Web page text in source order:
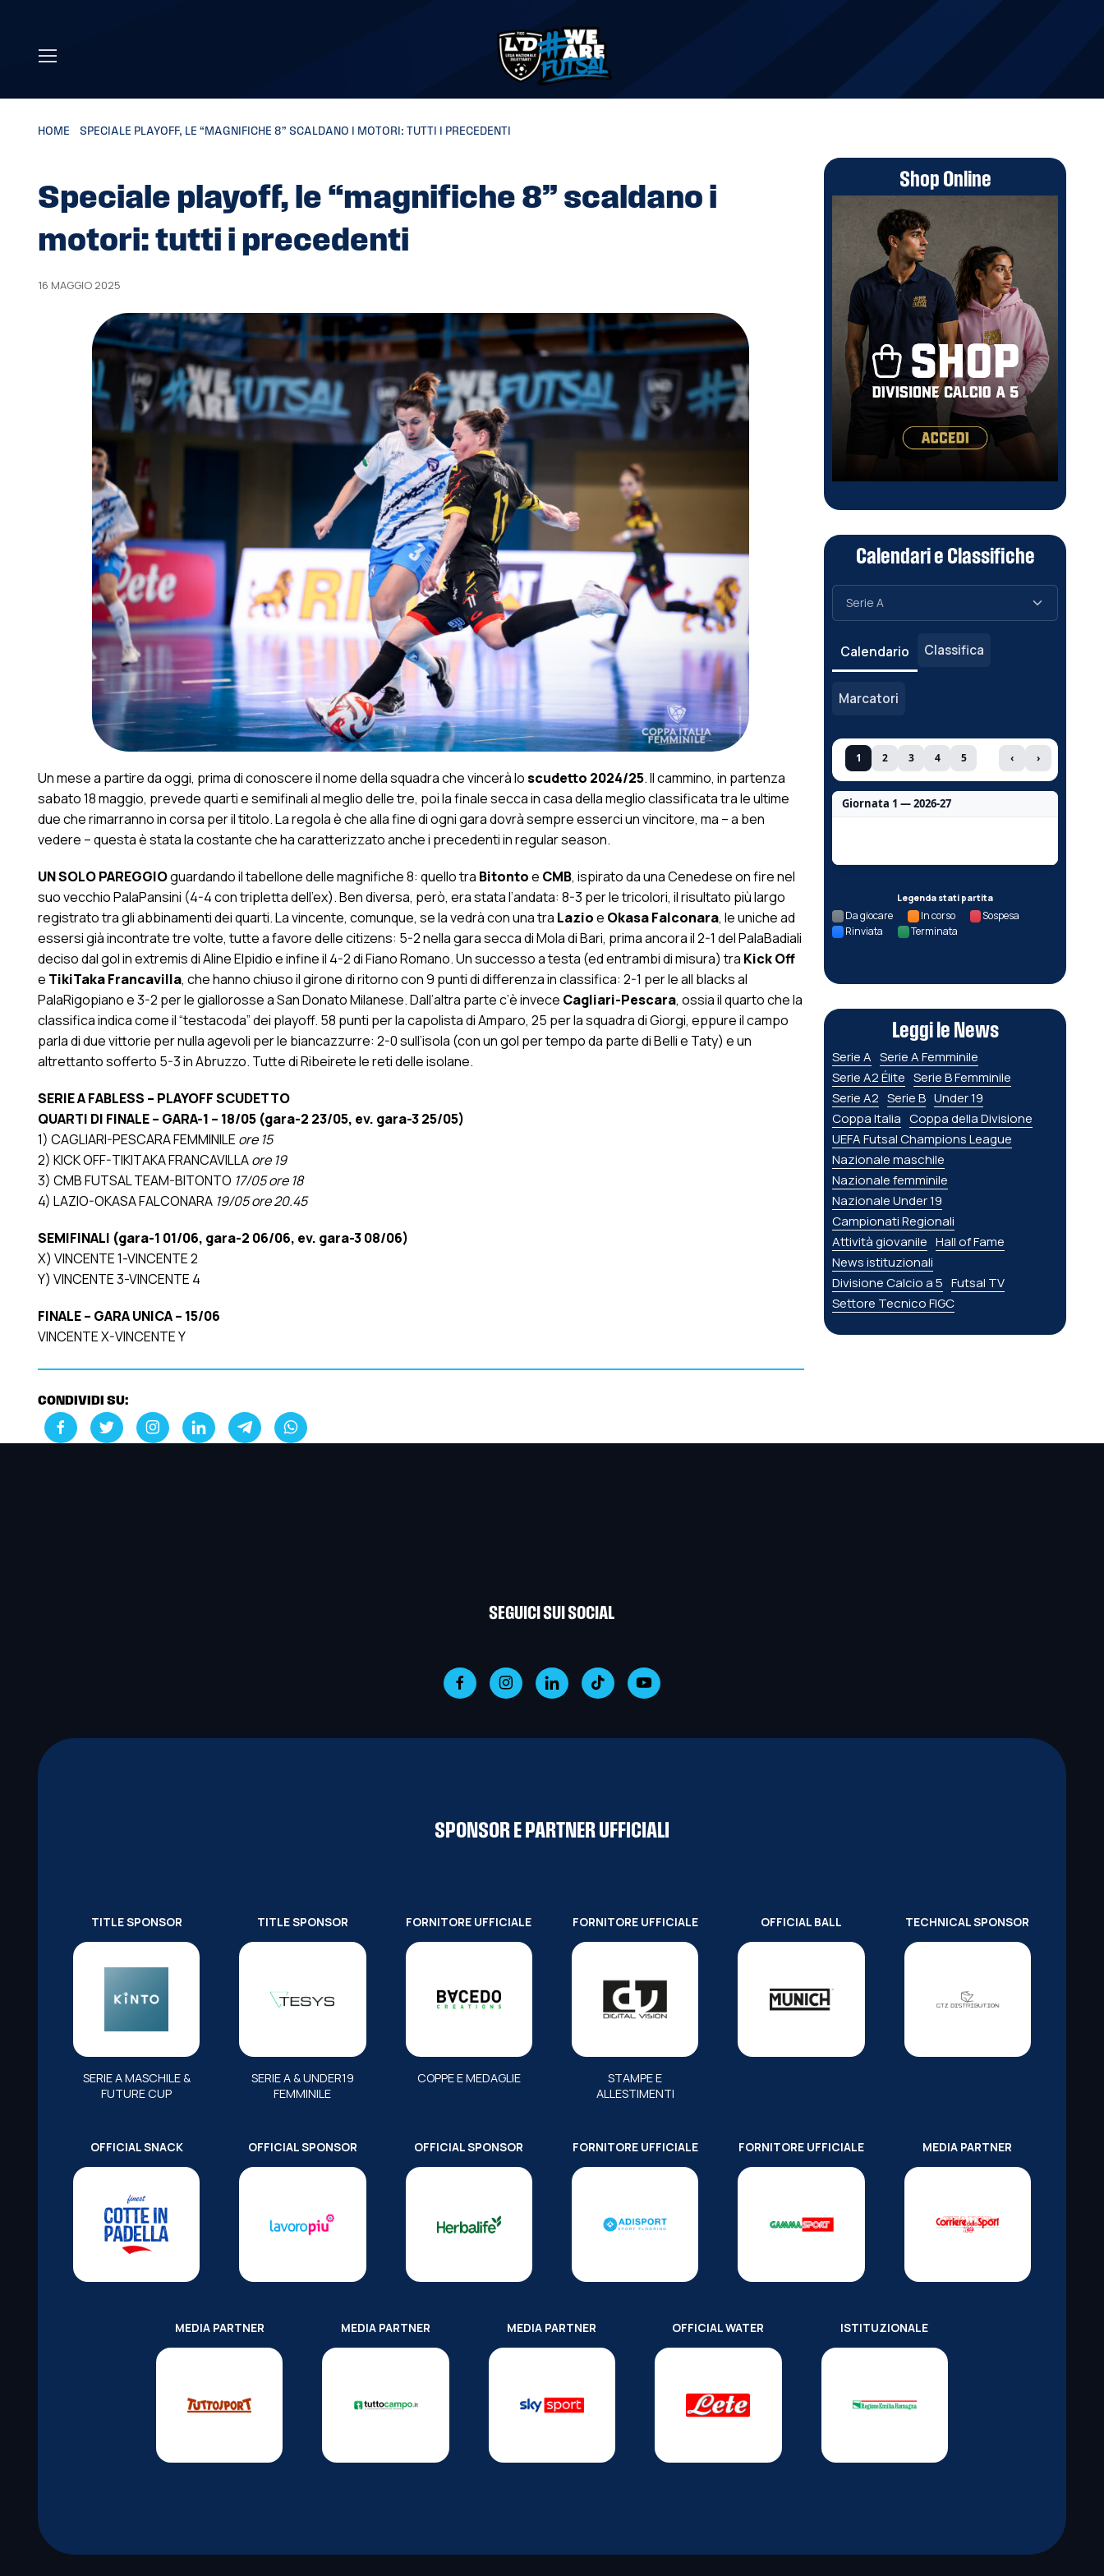
HOME SPECIALE PLAYOFF, LE “MAGNIFICHE 8” SCALDANO I MOTORI: TUTTI I PRECEDENTI
Speciale playoff, le “magnifiche 8” scaldano i
motori: tutti i precedenti
16 MAGGIO 2025
Un mese a partire da oggi, prima di conoscere il nome della squadra che vincerà loscudetto 2024/25. Il cammino, in partenza
sabato 18 maggio, prevede quarti e semifinali al meglio delle tre, poi la finale secca in casa della meglio classificata tra le ultime
due che rimarranno in corsa per il titolo. La regola è che alla fine di ogni gara dovrà sempre esserci un vincitore, ma – a ben
vedere – questa è stata la costante che ha caratterizzato anche i precedenti in regular season.
UN SOLO PAREGGIOguardando il tabellone delle magnifiche 8: quello tra Bitontoe CMB, ispirato da una Cenedese on fire nel
suo vecchio PalaPansini (4-4 con tripletta dell’ex). Ben diversa, però, era stata l’andata: 8-3 per le tricolori, il risultato più largo
registrato tra gli abbinamenti dei quarti. La vincente, comunque, se la vedrà con una tra Lazioe Okasa Falconara, le uniche ad
essersi già incontrate tre volte, tutte a favore delle citizens: 5-2 nella gara secca di Mola di Bari, prima ancora il 2-1 del PalaBadiali
deciso dal gol in extremis di Aline Elpidio e infine il 4-2 di Fiano Romano. Un successo a testa (ed entrambi di misura) tra Kick Off
e TikiTaka Francavilla, che hanno chiuso il girone di ritorno con 9 punti di differenza in classifica: 2-1 per le all blacks al
PalaRigopiano e 3-2 per le giallorosse a San Donato Milanese. Dall’altra parte c’è invece Cagliari-Pescara, ossia il quarto che la
classifica indica come il “testacoda” dei playoff. 58 punti per la capolista di Amparo, 25 per la squadra di Giorgi, eppure il campo
parla di due vittorie per nulla agevoli per le biancazzurre: 2-0 sull’isola (con un gol per tempo da parte di Belli e Taty) e un
altrettanto sofferto 5-3 in Abruzzo. Tutte di Ribeirete le reti delle isolane.
SERIE A FABLESS – PLAYOFF SCUDETTO
QUARTI DI FINALE – GARA-1 – 18/05 (gara-2 23/05, ev. gara-3 25/05)
1) CAGLIARI-PESCARA FEMMINILE ore 15
2) KICK OFF-TIKITAKA FRANCAVILLAore 19
3) CMB FUTSAL TEAM-BITONTO 17/05 ore 18
4) LAZIO-OKASA FALCONARA 19/05 ore 20.45
SEMIFINALI (gara-1 01/06, gara-2 06/06, ev. gara-3 08/06)
X) VINCENTE 1-VINCENTE 2
Y) VINCENTE 3-VINCENTE 4
FINALE – GARA UNICA – 15/06
VINCENTE X-VINCENTE Y
CONDIVIDI SU:
Shop Online
Calendari e Classifiche
Calendario Classifica
Marcatori
1 2 3 4 5 ‹ ›
Giornata 1 — 2026-27
Legenda stati partita
Da giocare In corso
Sospesa
Rinviata
Terminata
Leggi le News
Serie A Serie A Femminile
Serie A2 Élite Serie B Femminile
Serie A2 Serie B Under 19
Coppa Italia Coppa della Divisione
UEFA Futsal Champions League
Nazionale maschile
Nazionale femminile
Nazionale Under 19
Campionati Regionali
Attività giovanile Hall of Fame
News istituzionali
Divisione Calcio a 5 Futsal TV
Settore Tecnico FIGC
SEGUICI SUI SOCIAL
SPONSOR E PARTNER UFFICIALI
TITLE SPONSOR
SERIE A MASCHILE &
FUTURE CUP
TITLE SPONSOR
SERIE A & UNDER19
FEMMINILE
FORNITORE UFFICIALE
COPPE E MEDAGLIE
FORNITORE UFFICIALE
STAMPE E
ALLESTIMENTI
OFFICIAL BALL TECHNICAL SPONSOR
OFFICIAL SNACK OFFICIAL SPONSOR OFFICIAL SPONSOR FORNITORE UFFICIALE FORNITORE UFFICIALE MEDIA PARTNER
MEDIA PARTNER MEDIA PARTNER MEDIA PARTNER OFFICIAL WATER ISTITUZIONALE